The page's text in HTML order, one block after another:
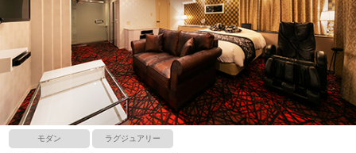
モダン ラグジュアリー